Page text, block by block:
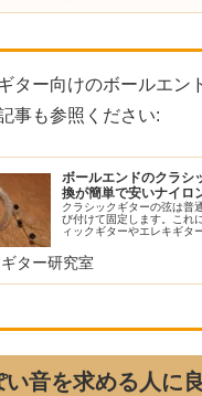
ター向けのボールエン
事も参照ください:
ボールエンドのクラシ
換が簡単で安いナイロ
クラシックギターの弦は普
び付けて固定します。これ
ィックギターやエレキギタ
シックギターにも実はボー
存在します。 以下の記事で
ター研究室
い音を求める人に